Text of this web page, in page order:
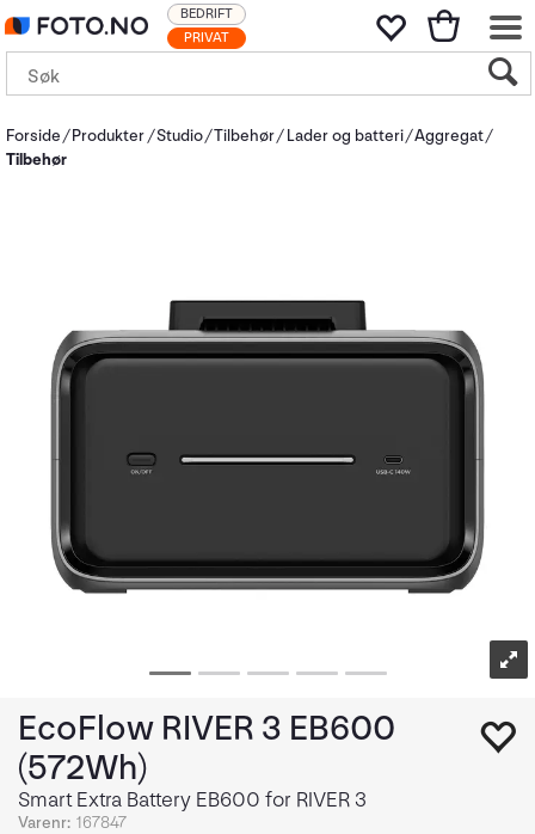
PRIVAT
BEDRIFT
Forside Produkter Studio Tilbehør Lader og batteri Aggregat
Tilbehør
EcoFlow RIVER 3 EB600
(572Wh)
Smart Extra Battery EB600 for RIVER 3
Varenr: 167847